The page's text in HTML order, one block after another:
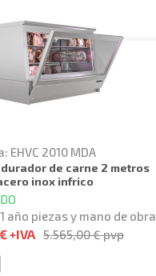
EHVC 2010 MDA
inox infrico
año piezas y mano de obra
+IVA 5.565,00 €pvp